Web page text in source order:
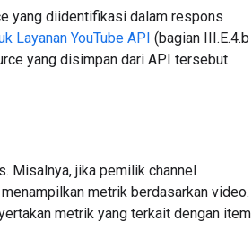
yang diidentifikasi dalam respons
Layanan YouTube API (bagian III.E.4.b
yang disimpan dari API tersebut
Misalnya, jika pemilik channel
metrik berdasarkan video.
metrik yang terkait dengan item